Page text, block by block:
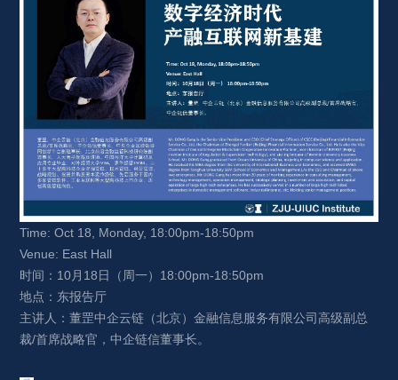
Time: Oct 18, Monday, 18:00pm-18:50pm
Venue: East Hall
时间：10月18日（周一）18:00pm-18:50pm
地点：东报告厅
主讲人：董罡中企云链（北京）金融信息服务有限公司高级副总
裁/首席战略官，中企链信董事长。